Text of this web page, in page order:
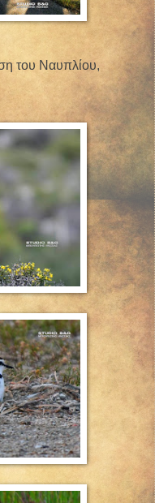
του Ναυπλίου,